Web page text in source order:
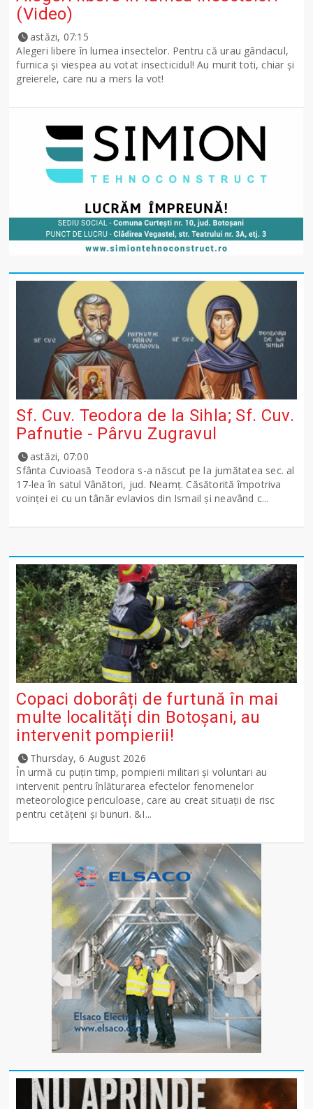
(Video)
astăzi, 07:15
Alegeri libere în lumea insectelor. Pentru că urau gândacul,
furnica și viespea au votat insecticidul! Au murit toti, chiar și
greierele, care nu a mers la vot!
Sf. Cuv. Teodora de la Sihla; Sf. Cuv.
Pafnutie - Pârvu Zugravul
astăzi, 07:00
Sfânta Cuvioasă Teodora s-a născut pe la jumătatea sec. al
17-lea în satul Vânători, jud. Neamţ. Căsătorită împotriva
voinţei ei cu un tânăr evlavios din Ismail şi neavând c...
Copaci doborâți de furtună în mai
multe localități din Botoșani, au
intervenit pompierii!
Thursday, 6 August 2026
În urmă cu puțin timp, pompierii militari și voluntari au
intervenit pentru înlăturarea efectelor fenomenelor
meteorologice periculoase, care au creat situații de risc
pentru cetățeni și bunuri. &I...